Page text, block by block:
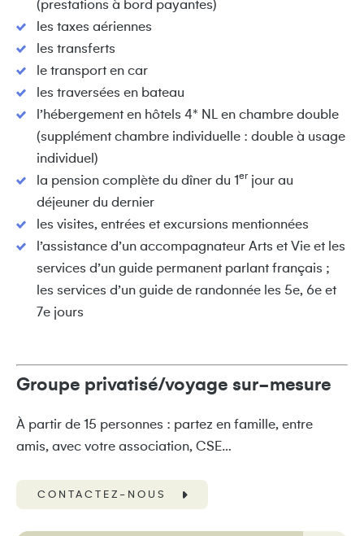
(prestations à bord payantes)
les taxes aériennes
les transferts
le transport en car
les traversées en bateau
l’hébergement en hôtels 4* NL en chambre double
(supplément chambre individuelle : double à usage
individuel)
la pension complète du dîner du 1er jour au
déjeuner du dernier
les visites, entrées et excursions mentionnées
l’assistance d’un accompagnateur Arts et Vie et les
services d’un guide permanent parlant français ;
les services d’un guide de randonnée les 5e, 6e et
7e jours
Groupe privatisé/voyage sur-mesure
À partir de 15 personnes : partez en famille, entre
amis, avec votre association, CSE…
CONTACTEZ-NOUS